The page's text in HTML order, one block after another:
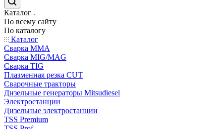
Каталог
По всему сайту
По каталогу
Каталог
Сварка MMA
Сварка MIG/MAG
Сварка TIG
Плазменная резка CUT
Сварочные тракторы
Дизельные генераторы Mitsudiesel
Электростанции
Дизельные электростанции
TSS Premium